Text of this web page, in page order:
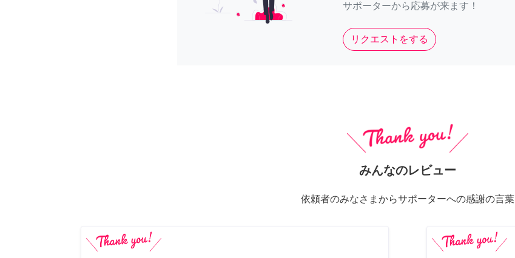
サポーターから応募が来ます！
リクエストをする
みんなのレビュー
依頼者のみなさまからサポーターへの感謝の言葉